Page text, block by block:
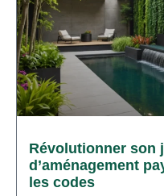
Révolutionner son
d’aménagement
les codes